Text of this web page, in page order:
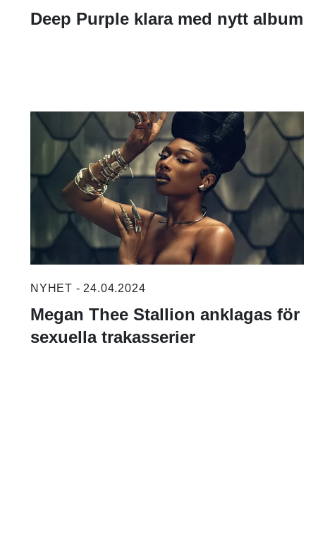
Deep Purple klara med nytt album
NYHET - 24.04.2024
Megan Thee Stallion anklagas för
sexuella trakasserier